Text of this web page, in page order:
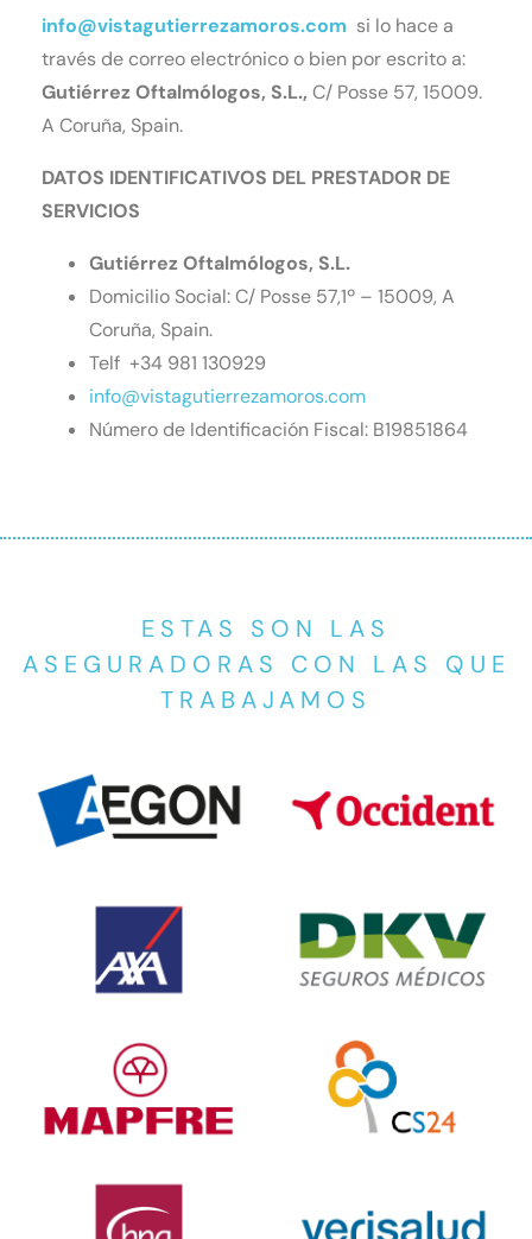
info@vistagutierrezamoros.com si lo hace a
través de correo electrónico o bien por escrito a:
Gutiérrez Oftalmólogos, S.L., C/ Posse 57, 15009.
A Coruña, Spain.
DATOS IDENTIFICATIVOS DEL PRESTADOR DE
SERVICIOS
Gutiérrez Oftalmólogos, S.L.
Domicilio Social: C/ Posse 57,1º – 15009, A
Coruña, Spain.
Telf +34 981 130929
info@vistagutierrezamoros.com
Número de Identificación Fiscal: B19851864
ESTAS SON LAS
ASEGURADORAS CON LAS QUE
TRABAJAMOS